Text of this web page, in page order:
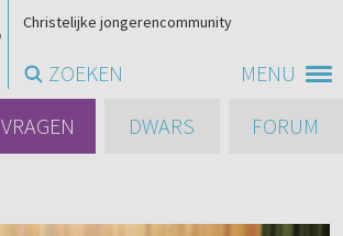
MENU
Christelijke jongerencommunity
ZOEKEN
VRAGEN DWARS FORUM